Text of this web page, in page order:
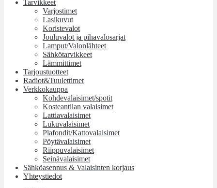
Tarvikkeet
Varjostimet
Lasikuvut
Koristevalot
Jouluvalot ja pihavalosarjat
Lamput/Valonlähteet
Sähkötarvikkeet
Lämmittimet
Tarjoustuotteet
Radiot&Tuulettimet
Verkkokauppa
Kohdevalaisimet/spotit
Kosteantilan valaisimet
Lattiavalaisimet
Lukuvalaisimet
Plafondit/Kattovalaisimet
Pöytävalaisimet
Riippuvalaisimet
Seinävalaisimet
Sähköasennus & Valaisinten korjaus
Yhteystiedot